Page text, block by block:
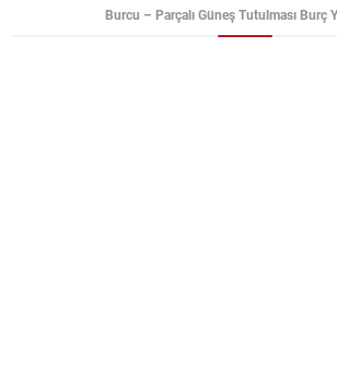
Burcu – Parçalı Güneş Tutulması Burç